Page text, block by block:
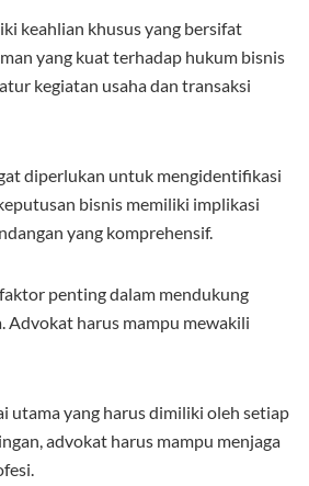
keahlian khusus yang bersifat
yang kuat terhadap hukum bisnis
kegiatan usaha dan transaksi
diperlukan untuk mengidentifikasi
bisnis memiliki implikasi
yang komprehensif.
penting dalam mendukung
Advokat harus mampu mewakili
utama yang harus dimiliki oleh setiap
advokat harus mampu menjaga